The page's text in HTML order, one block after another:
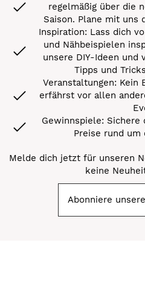
regelmäßig über die
Saison. Plane mit uns
Inspiration: Lass dich
und Nähbeispielen
unsere DIY-Ideen und
Tipps und
Veranstaltungen: Kein
erfährst vor allen
Gewinnspiele: Sichere
Preise rund um
Melde dich jetzt für unseren
keine
Abonniere